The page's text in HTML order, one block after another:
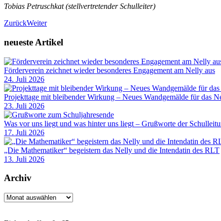
Tobias Petruschkat (stellvertretender Schulleiter)
ZurückWeiter
neueste Artikel
Förderverein zeichnet wieder besonderes Engagement am Nelly aus
24. Juli 2026
Projekttage mit bleibender Wirkung – Neues Wandgemälde für das
23. Juli 2026
Was vor uns liegt und was hinter uns liegt – Grußworte der
17. Juli 2026
„Die Mathematiker“ begeistern das Nelly und die Intendatin des RLT
13. Juli 2026
Archiv
Archiv